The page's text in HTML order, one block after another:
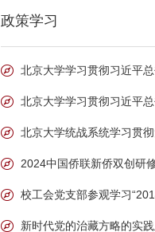
政策学习
北京大学学习贯彻习近平
北京大学学习贯彻习近平
北京大学统战系统学习贯
2024中国侨联新侨双创研
校工会党支部参观学习
新时代党的治藏方略的实